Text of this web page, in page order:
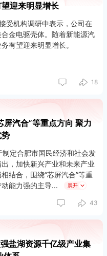
迎来明显增长
受机构调研中表示，公司在
金电驱壳体。随着新能源汽
有望迎来明显增长。
18
屏汽合”等重点方向 聚力
定合肥市国民经济和社会发
，加快新兴产业和未来产业
结合，围绕“芯屏汽合”等重
能力强的主导
展开
43
盐湖资源千亿级产业集